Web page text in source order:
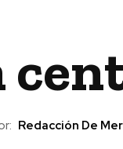
Redacción De